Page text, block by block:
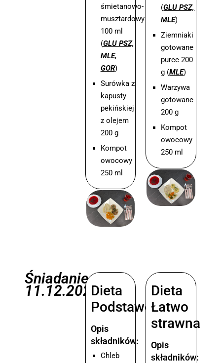
śmietanowo-
musztardowy
100 ml
(GLU PSZ,
MLE,
GOR)
Surówka z
kapusty
pekińskiej
z olejem
200 g
Kompot
owocowy
250 ml
(GLU PSZ,
MLE)
Ziemniaki
gotowane
puree 200
g (MLE)
Warzywa
gotowane
200 g
Kompot
owocowy
250 ml
Śniadanie
11.12.2025Dieta
Podstawowa
Opis
składników:
Chleb
Dieta
Łatwo
strawna
Opis
składników: